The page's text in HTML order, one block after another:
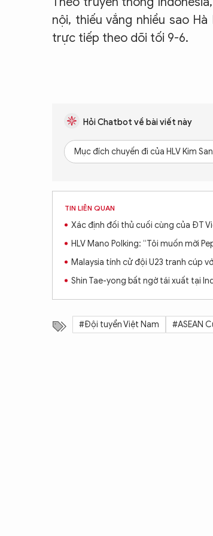
nội, thiếu vắng nhiều sao
trực tiếp theo dõi tối 9-6.
Hỏi Chatbot về bài viết này
Mục đích chuyến đi của HLV Kim
TIN LIÊN QUAN
Xác định đối thủ cuối cùng của ĐT
HLV Mano Polking: “Tôi muốn mời
Malaysia tính cử đội U23 tranh cúp
Shin Tae-yong bất ngờ tái xuất tại
#Đội tuyển Việt Nam #ASEAN